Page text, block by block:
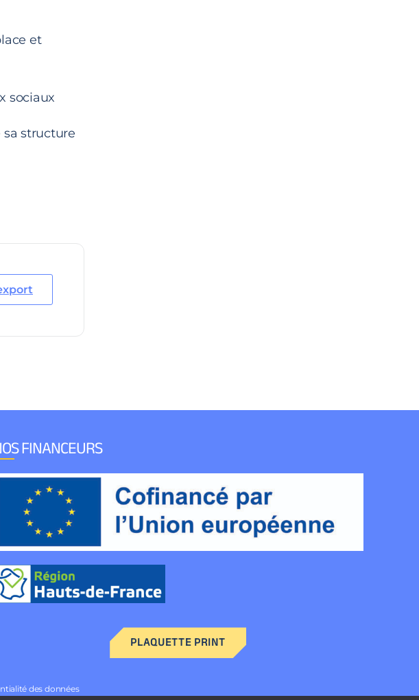
et
sociaux
sa structure
FINANCEURS
PLAQUETTE PRINT
des données